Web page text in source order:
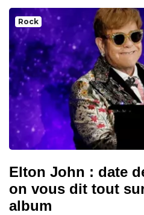
Rock
Elton John : date
on vous dit tout
album